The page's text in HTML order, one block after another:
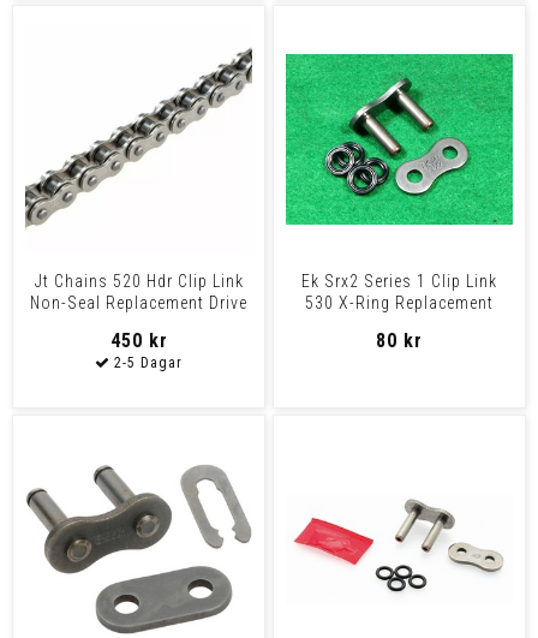
Jt Chains 520 Hdr Clip Link
Non-Seal Replacement Drive
450 kr
Ek Srx2 Series 1 Clip Link
530 X-Ring Replacement
80 kr